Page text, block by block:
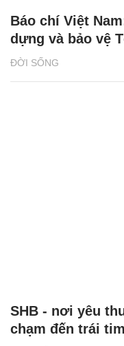
ĐỜI SỐNG
Báo chí Việt
dựng và bảo vệ
SHB - nơi yêu
chạm đến trái tim